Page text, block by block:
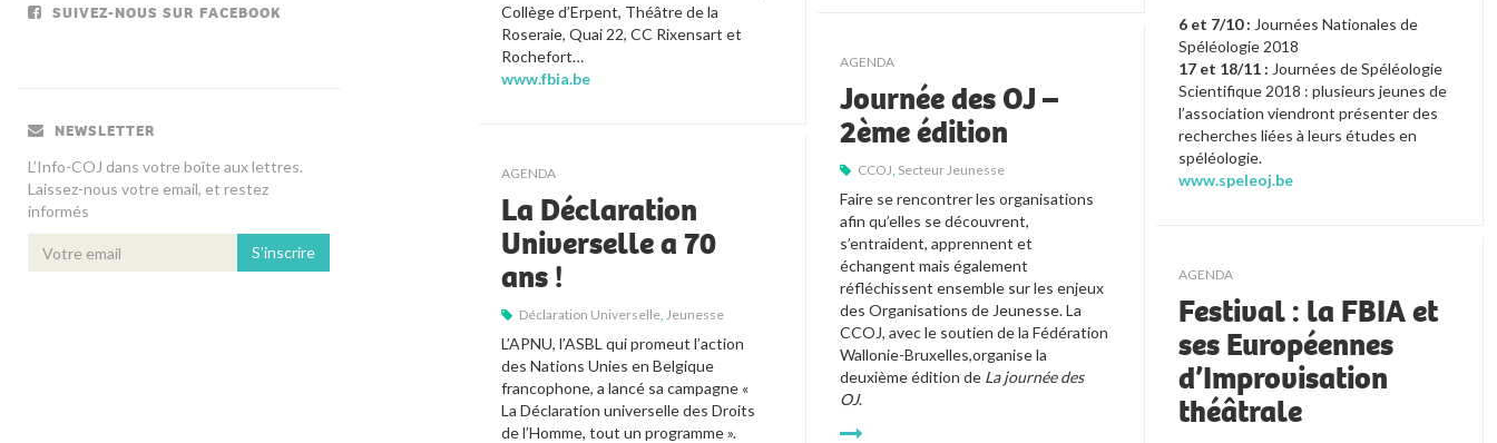
Collège d’Erpent, Théâtre de la
Roseraie, Quai 22, CC Rixensart et
Rochefort…
www.fbia.be
6 et 7/10 : Journées Nationales de
Spéléologie 2018
17 et 18/11 : Journées de Spéléologie
Scientifique 2018 : plusieurs jeunes de
l’association viendront présenter des
recherches liées à leurs études en
spéléologie.
www.speleoj.be
AGENDA
Journée des OJ –
2ème édition
CCOJ Secteur Jeunesse
Faire se rencontrer les organisations
afin qu’elles se découvrent,
s’entraident, apprennent et
échangent mais également
réfléchissent ensemble sur les enjeux
des Organisations de Jeunesse. La
CCOJ, avec le soutien de la Fédération
Wallonie-Bruxelles,organise la
deuxième édition de La journée des
OJ.
AGENDA
La Déclaration
Universelle a 70
ans !
Déclaration Universelle Jeunesse
L’APNU, l’ASBL qui promeut l’action
des Nations Unies en Belgique
francophone, a lancé sa campagne «
La Déclaration universelle des Droits
de l’Homme, tout un programme ».
AGENDA
Festival : la FBIA et
ses Européennes
d’Improvisation
théâtrale
SUIVEZ-NOUS SUR FACEBOOK
NEWSLETTER
L’Info-COJ dans votre boîte aux lettres.
Laissez-nous votre email, et restez
informés
S'inscrire